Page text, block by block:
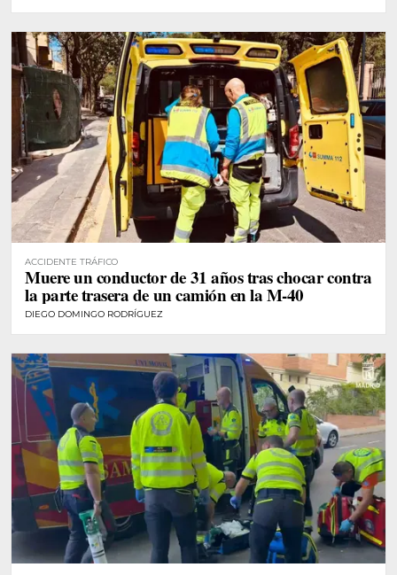
ACCIDENTE TRÁFICO
Muere un conductor de 31 años tras chocar contra
la parte trasera de un camión en la M-40
DIEGO DOMINGO RODRÍGUEZ